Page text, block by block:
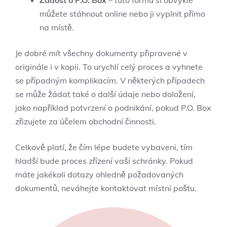
můžete stáhnout online nebo ji vyplnit přímo
na místě.
Je dobré mít všechny dokumenty připravené v
originále i v kopii. To urychlí celý proces a vyhnete
se případným komplikacím. V některých případech
se může žádat také o další údaje nebo doložení,
jako například potvrzení o podnikání, pokud P.O. Box
zřizujete za účelem obchodní činnosti.
Celkově platí, že čím lépe budete vybaveni, tím
hladší bude proces zřízení vaší schránky. Pokud
máte jakékoli dotazy ohledně požadovaných
dokumentů, neváhejte kontaktovat místní poštu.